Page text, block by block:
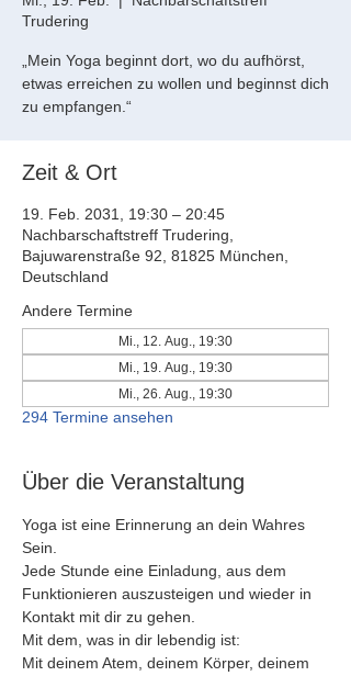
Trudering
„Mein Yoga beginnt dort, wo du aufhörst,
etwas erreichen zu wollen und beginnst dich
zu empfangen.“
Zeit & Ort
19. Feb. 2031, 19:30 – 20:45
Nachbarschaftstreff Trudering,
Bajuwarenstraße 92, 81825 München,
Deutschland
Andere Termine
Mi., 12. Aug., 19:30
Mi., 19. Aug., 19:30
Mi., 26. Aug., 19:30
294 Termine ansehen
Über die Veranstaltung
Yoga ist eine Erinnerung an dein Wahres
Sein.
Jede Stunde eine Einladung, aus dem
Funktionieren auszusteigen und wieder in
Kontakt mit dir zu gehen.
Mit dem, was in dir lebendig ist:
Mit deinem Atem, deinem Körper, deinem